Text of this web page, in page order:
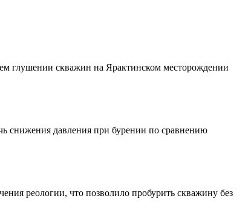
глушении скважин на Ярактинском месторождении
снижения давления при бурении по сравнению
реологии, что позволило пробурить скважину без